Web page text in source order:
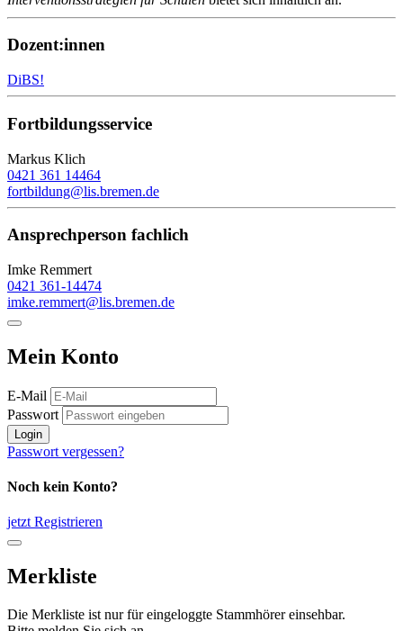
Dozent:innen
DiBS!
Fortbildungsservice
Markus Klich
0421 361 14464
fortbildung@lis.bremen.de
Ansprechperson fachlich
Imke Remmert
0421 361-14474
imke.remmert@lis.bremen.de
Mein Konto
E-Mail
Passwort
Login
Passwort vergessen?
Noch kein Konto?
jetzt Registrieren
Merkliste
Die Merkliste ist nur für eingeloggte Stammhörer einsehbar.